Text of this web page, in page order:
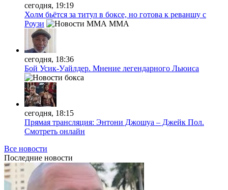
сегодня, 19:19
Холм бьётся за титул в боксе, но готова к реваншу с
Роузи
MMA
сегодня, 18:36
Бой Усик-Уайлдер. Мнение легендарного Льюиса
сегодня, 18:15
Прямая трансляция: Энтони Джошуа – Джейк Пол.
Смотреть онлайн
Все новости
Последние новости